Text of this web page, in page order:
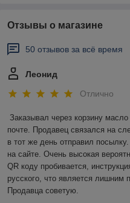
Отзывы о магазине
50 отзывов за всё время
Леонид
Отлично
Заказывал через корзину
почте. Продавец связался на
в тот же день отправил
на сайте. Очень высокая
QR коду пробивается,
русского, что является лишним
Продавца советую.